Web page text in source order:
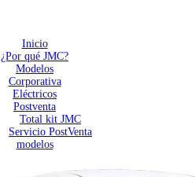
Inicio
¿Por qué JMC?
Modelos
Corporativa
Eléctricos
Postventa
Total kit JMC
Servicio PostVenta
modelos